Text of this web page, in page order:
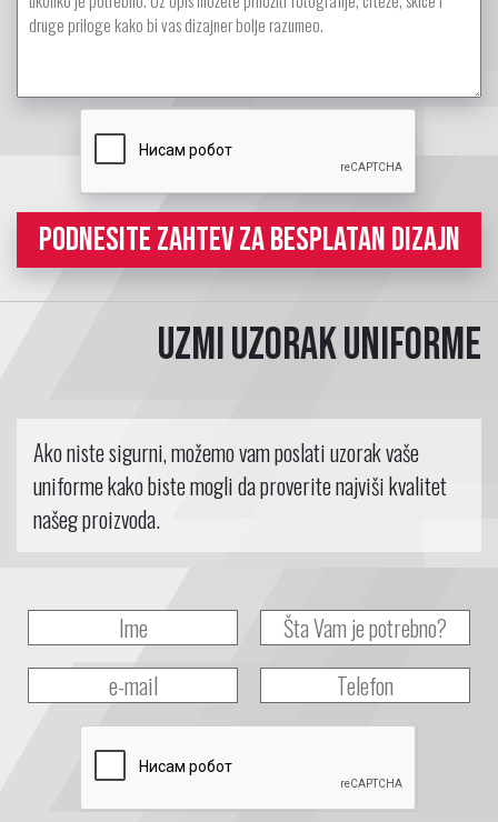
PODNESITE ZAHTEV ZA BESPLATAN DIZAJN
Uzmi uzorak uniforme
Ako niste sigurni, možemo vam poslati uzorak vaše
uniforme kako biste mogli da proverite najviši kvalitet
našeg proizvoda.